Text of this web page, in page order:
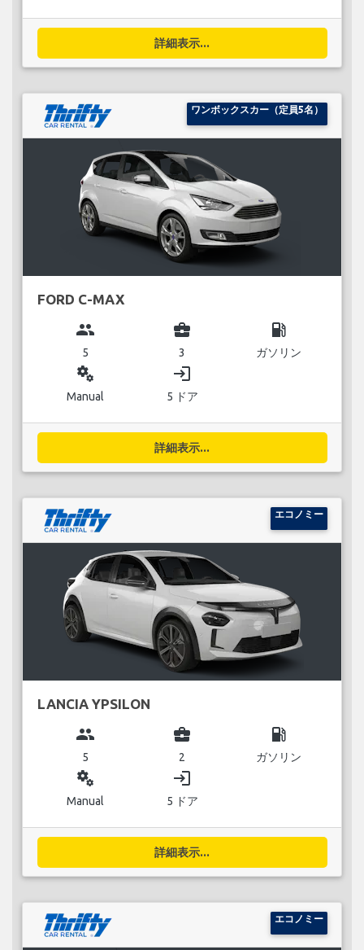
詳細表示...
ワンボックスカー（定員5名）
FORD C-MAX
group
5
business_center
3
local_gas_station
ガソリン
miscellaneous_services
Manual
login
5 ドア
詳細表示...
エコノミー
LANCIA YPSILON
group
5
business_center
2
local_gas_station
ガソリン
miscellaneous_services
Manual
login
5 ドア
詳細表示...
エコノミー